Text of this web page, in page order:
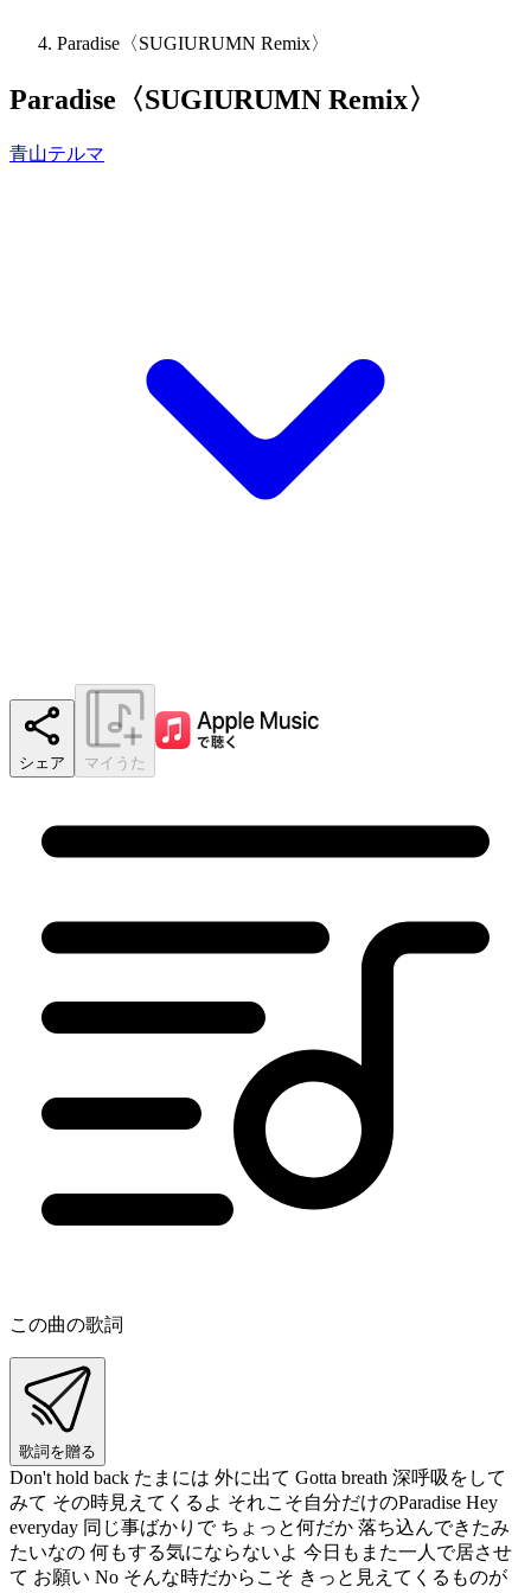
Paradise〈SUGIURUMN Remix〉
Paradise〈SUGIURUMN Remix〉
青山テルマ
シェア マイうた
この曲の歌詞
歌詞を贈る
Don't hold back たまには 外に出て Gotta breath 深呼吸をして
みて その時見えてくるよ それこそ自分だけのParadise Hey
everyday 同じ事ばかりで ちょっと何だか 落ち込んできたみ
たいなの 何もする気にならないよ 今日もまた一人で居させ
て お願い No そんな時だからこそ きっと見えてくるものが